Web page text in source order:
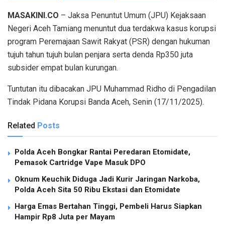
MASAKINI.CO – Jaksa Penuntut Umum (JPU) Kejaksaan
Negeri Aceh Tamiang menuntut dua terdakwa kasus korupsi
program Peremajaan Sawit Rakyat (PSR) dengan hukuman
tujuh tahun tujuh bulan penjara serta denda Rp350 juta
subsider empat bulan kurungan.
Tuntutan itu dibacakan JPU Muhammad Ridho di Pengadilan
Tindak Pidana Korupsi Banda Aceh, Senin (17/11/2025).
Related Posts
Polda Aceh Bongkar Rantai Peredaran Etomidate,
Pemasok Cartridge Vape Masuk DPO
Oknum Keuchik Diduga Jadi Kurir Jaringan Narkoba,
Polda Aceh Sita 50 Ribu Ekstasi dan Etomidate
Harga Emas Bertahan Tinggi, Pembeli Harus Siapkan
Hampir Rp8 Juta per Mayam